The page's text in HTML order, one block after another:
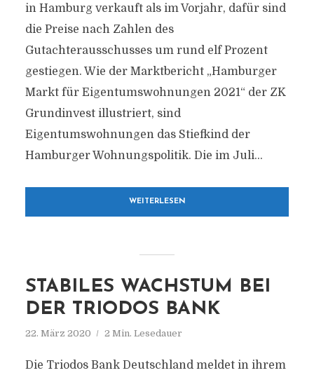
in Hamburg verkauft als im Vorjahr, dafür sind
die Preise nach Zahlen des
Gutachterausschusses um rund elf Prozent
gestiegen. Wie der Marktbericht „Hamburger
Markt für Eigentumswohnungen 2021“ der ZK
Grundinvest illustriert, sind
Eigentumswohnungen das Stiefkind der
Hamburger Wohnungspolitik. Die im Juli...
WEITERLESEN
STABILES WACHSTUM BEI
DER TRIODOS BANK
22. März 2020 2 Min. Lesedauer
Die Triodos Bank Deutschland meldet in ihrem